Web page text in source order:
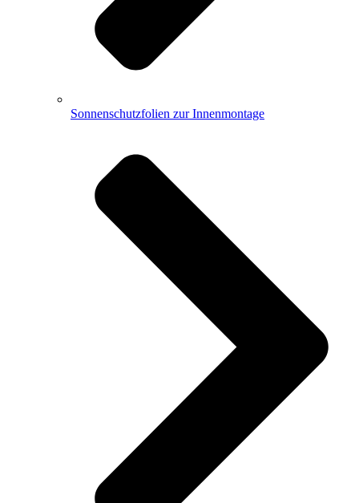
Sonnenschutzfolien zur Innenmontage